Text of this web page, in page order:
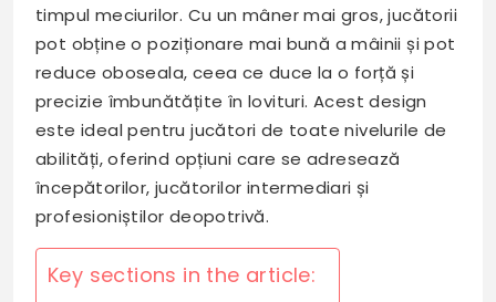
timpul meciurilor. Cu un mâner mai gros, jucătorii
pot obține o poziționare mai bună a mâinii și pot
reduce oboseala, ceea ce duce la o forță și
precizie îmbunătățite în lovituri. Acest design
este ideal pentru jucători de toate nivelurile de
abilități, oferind opțiuni care se adresează
începătorilor, jucătorilor intermediari și
profesioniștilor deopotrivă.
Key sections in the article: